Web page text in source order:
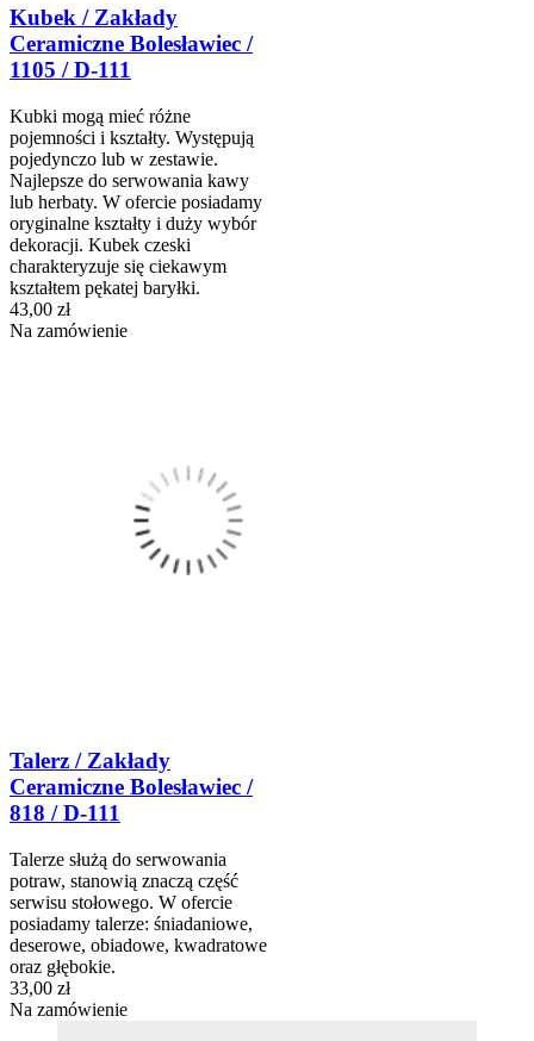
Kubek / Zakłady
Ceramiczne Bolesławiec /
1105 / D-111
Kubki mogą mieć różne
pojemności i kształty. Występują
pojedynczo lub w zestawie.
Najlepsze do serwowania kawy
lub herbaty. W ofercie posiadamy
oryginalne kształty i duży wybór
dekoracji. Kubek czeski
charakteryzuje się ciekawym
kształtem pękatej baryłki.
43,00 zł
Na zamówienie
Talerz / Zakłady
Ceramiczne Bolesławiec /
818 / D-111
Talerze służą do serwowania
potraw, stanowią znaczą część
serwisu stołowego. W ofercie
posiadamy talerze: śniadaniowe,
deserowe, obiadowe, kwadratowe
oraz głębokie.
33,00 zł
Na zamówienie